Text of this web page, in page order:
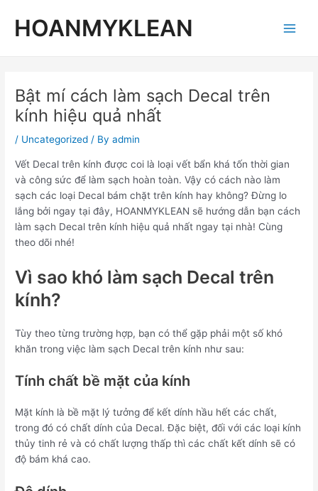
contentHOANMYKLEAN
Bật mí cách làm sạch Decal trên
kính hiệu quả nhất
/ Uncategorized / Byadmin
Vết Decal trên kính được coi là loại vết bẩn khá tốn thời gian
và công sức để làm sạch hoàn toàn. Vậy có cách nào làm
sạch các loại Decal bám chặt trên kính hay không? Đừng lo
lắng bởi ngay tại đây, HOANMYKLEAN sẽ hướng dẫn bạn cách
làm sạch Decal trên kính hiệu quả nhất ngay tại nhà! Cùng
theo dõi nhé!
Vì sao khó làm sạch Decal trên
kính?
Tùy theo từng trường hợp, bạn có thể gặp phải một số khó
khăn trong việc làm sạch Decal trên kính như sau:
Tính chất bề mặt của kính
Mặt kính là bề mặt lý tưởng để kết dính hầu hết các chất,
trong đó có chất dính của Decal. Đặc biệt, đối với các loại kính
thủy tinh rẻ và có chất lượng thấp thì các chất kết dính sẽ có
độ bám khá cao.
navigation